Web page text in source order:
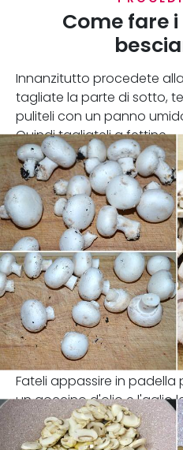
Come fare
Innanzitutto procedete alla
tagliate la parte di sotto,
puliteli con un panno
Quindi tagliateli a fettine.
Fateli appassire in
un goccino d'olio e l'aglio